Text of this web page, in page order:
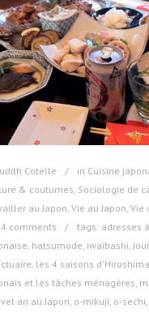
Cotelle in Cuisine
& coutumes, Sociologie de
au Japon, Vie au Japon, Vie
4 comments
tags: adresses
, hatsumode, iwaibashi,
, les 4 saisons d'Hiroshima
et les tâches ménagères,
an au Japon, o-mikuji, o-sechi,